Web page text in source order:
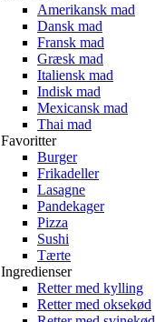
Amerikansk mad
Dansk mad
Fransk mad
Græsk mad
Italiensk mad
Indisk mad
Mexicansk mad
Thai mad
Favoritter
Burger
Frikadeller
Lasagne
Pandekager
Pizza
Sushi
Tærte
Ingredienser
Retter med kylling
Retter med oksekød